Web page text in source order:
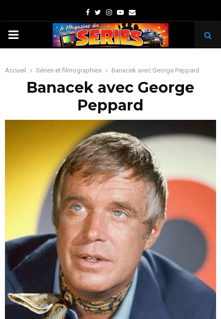
Facebook
TwitterInstagram
Youtube
Email
PRIMARY
Accueil Séries et filmographies Banacek avec George Peppard
Banacek avec George
Peppard